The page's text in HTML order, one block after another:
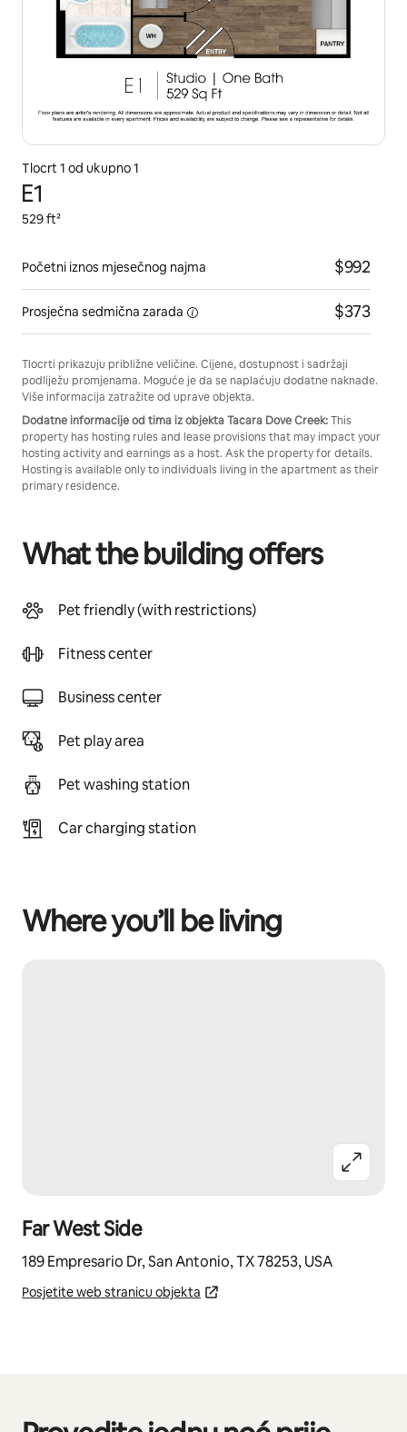
Tlocrt 1 od ukupno 1
E1
529 ft²
Početni iznos mjesečnog najma $992
Prosječna sedmična zarada $373
Tlocrti prikazuju približne veličine. Cijene, dostupnost i sadržaji
podliježu promjenama. Moguće je da se naplaćuju dodatne naknade.
Više informacija zatražite od uprave objekta.
Dodatne informacije od tima iz objekta Tacara Dove Creek:This
property has hosting rules and lease provisions that may impact your
hosting activity and earnings as a host. Ask the property for details.
Hosting is available only to individuals living in the apartment as their
primary residence.
What the building offers
Pet friendly (with restrictions)
Fitness center
Business center
Pet play area
Pet washing station
Car charging station
Where you’ll be living
Far West Side
189 Empresario Dr, San Antonio, TX 78253, USA
Posjetite web stranicu objekta
Prikazano 0 od 0 stavki